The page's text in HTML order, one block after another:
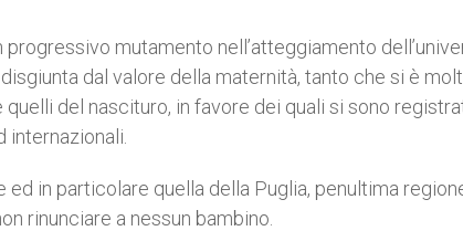
progressivo mutamento nell’atteggiamento
dal valore della maternità, tanto che si è
del nascituro, in favore dei quali si sono
internazionali.
ed in particolare quella della Puglia, penultima
rinunciare a nessun bambino.